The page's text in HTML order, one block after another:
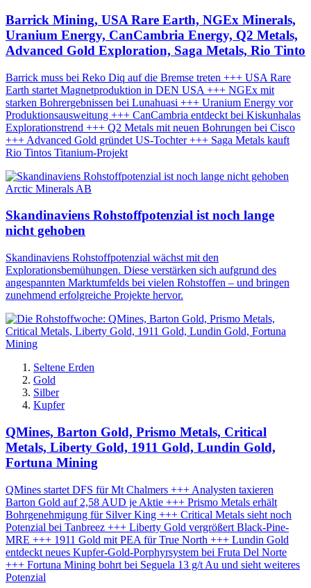
Barrick Mining, USA Rare Earth, NGEx Minerals,
Uranium Energy, CanCambria Energy, Q2 Metals,
Advanced Gold Exploration, Saga Metals, Rio Tinto
Barrick muss bei Reko Diq auf die Bremse treten +++ USA Rare
Earth startet Magnetproduktion in DEN USA +++ NGEx mit
starken Bohrergebnissen bei Lunahuasi +++ Uranium Energy vor
Produktionsausweitung +++ CanCambria entdeckt bei Kiskunhalas
Explorationstrend +++ Q2 Metals mit neuen Bohrungen bei Cisco
+++ Advanced Gold gründet US-Tochter +++ Saga Metals kauft
Rio Tintos Titanium-Projekt
Arctic Minerals AB
Skandinaviens Rohstoffpotenzial ist noch lange
nicht gehoben
Skandinaviens Rohstoffpotenzial wächst mit den
Explorationsbemühungen. Diese verstärken sich aufgrund des
angespannten Marktumfelds bei vielen Rohstoffen – und bringen
zunehmend erfolgreiche Projekte hervor.
Seltene Erden
Gold
Silber
Kupfer
QMines, Barton Gold, Prismo Metals, Critical
Metals, Liberty Gold, 1911 Gold, Lundin Gold,
Fortuna Mining
QMines startet DFS für Mt Chalmers +++ Analysten taxieren
Barton Gold auf 2,58 AUD je Aktie +++ Prismo Metals erhält
Bohrgenehmigung für Silver King +++ Critical Metals sieht noch
Potenzial bei Tanbreez +++ Liberty Gold vergrößert Black-Pine-
MRE +++ 1911 Gold mit PEA für True North +++ Lundin Gold
entdeckt neues Kupfer-Gold-Porphyrsystem bei Fruta Del Norte
+++ Fortuna Mining bohrt bei Seguela 13 g/t Au und sieht weiteres
Potenzial